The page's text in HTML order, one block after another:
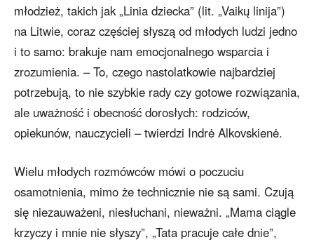
młodzież, takich jak „Linia dziecka” (lit. „Vaikų linija”)
na Litwie, coraz częściej słyszą od młodych ludzi jedno
i to samo: brakuje nam emocjonalnego wsparcia i
zrozumienia. – To, czego nastolatkowie najbardziej
potrzebują, to nie szybkie rady czy gotowe rozwiązania,
ale uważność i obecność dorosłych: rodziców,
opiekunów, nauczycieli – twierdzi Indrė Alkovskienė.
Wielu młodych rozmówców mówi o poczuciu
osamotnienia, mimo że technicznie nie są sami. Czują
się niezauważeni, niesłuchani, nieważni. „Mama ciągle
krzyczy i mnie nie słyszy”, „Tata pracuje całe dnie”,